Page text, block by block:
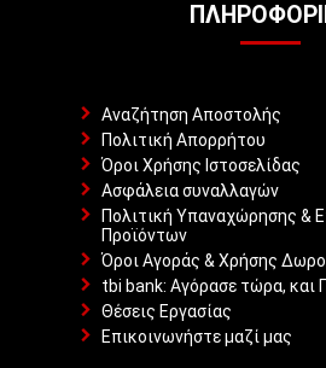
Αναζήτηση Αποστολής
Πολιτική Απορρήτου
Όροι Χρήσης Ιστοσελίδας
Ασφάλεια συναλλαγών
Πολιτική Υπαναχώρησης &
Προϊόντων
Όροι Αγοράς & Χρήσης
tbi bank: Αγόρασε τώρα, και
Θέσεις Εργασίας
Επικοινωνήστε μαζί μας